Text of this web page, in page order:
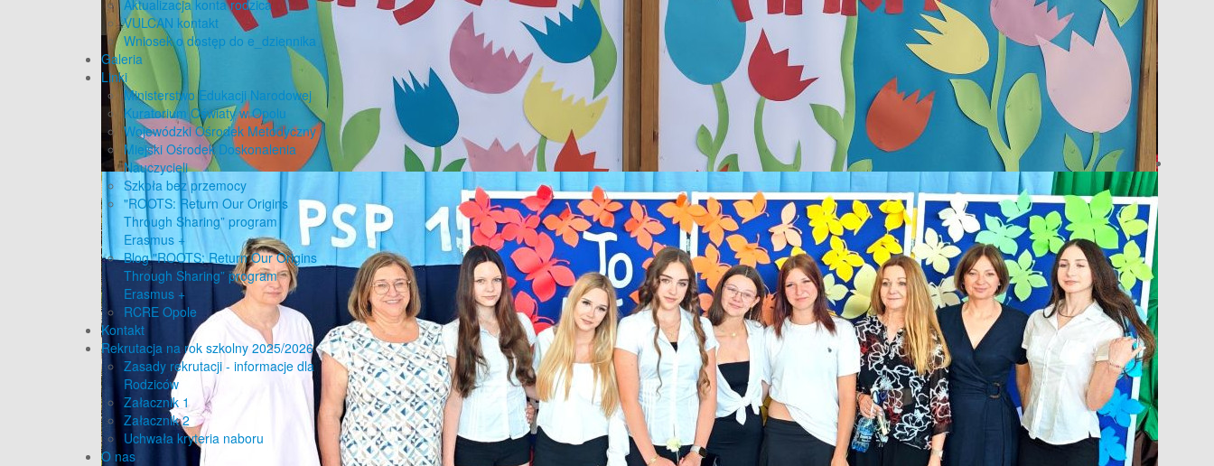
Aktualizacja konta rodzica
VULCAN kontakt
Wniosek o dostęp do e_dziennika
Galeria
Linki
Ministerstwo Edukacji Narodowej
Kuratorium Oświaty w Opolu
Wojewódzki Ośrodek Metodyczny
Miejski Ośrodek Doskonalenia
Nauczycieli
Szkoła bez przemocy
"ROOTS: Return Our Origins
Through Sharing” program
Erasmus +
Blog "ROOTS: Return Our Origins
Through Sharing” program
Erasmus +
RCRE Opole
Kontakt
Rekrutacja na rok szkolny 2025/2026
Zasady rekrutacji - informacje dla
Rodziców
Załacznik 1
Załacznik 2
Uchwała kryteria naboru
O nas